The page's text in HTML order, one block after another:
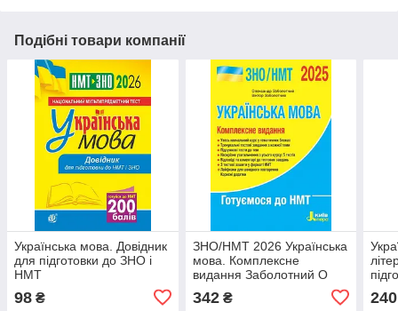
Подібні товари компанії
Українська мова. Довідник
для підготовки до ЗНО і
НМТ
98 ₴
ЗНО/НМТ 2026 Українська
мова. Комплексне
видання Заболотний О
342₴ 240